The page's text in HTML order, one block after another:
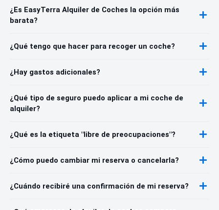
¿Es EasyTerra Alquiler de Coches la opción más
barata?
¿Qué tengo que hacer para recoger un coche?
¿Hay gastos adicionales?
¿Qué tipo de seguro puedo aplicar a mi coche de
alquiler?
¿Qué es la etiqueta "libre de preocupaciones"?
¿Cómo puedo cambiar mi reserva o cancelarla?
¿Cuándo recibiré una confirmación de mi reserva?